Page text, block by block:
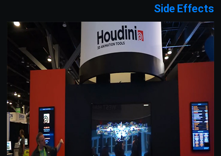
Side Effects